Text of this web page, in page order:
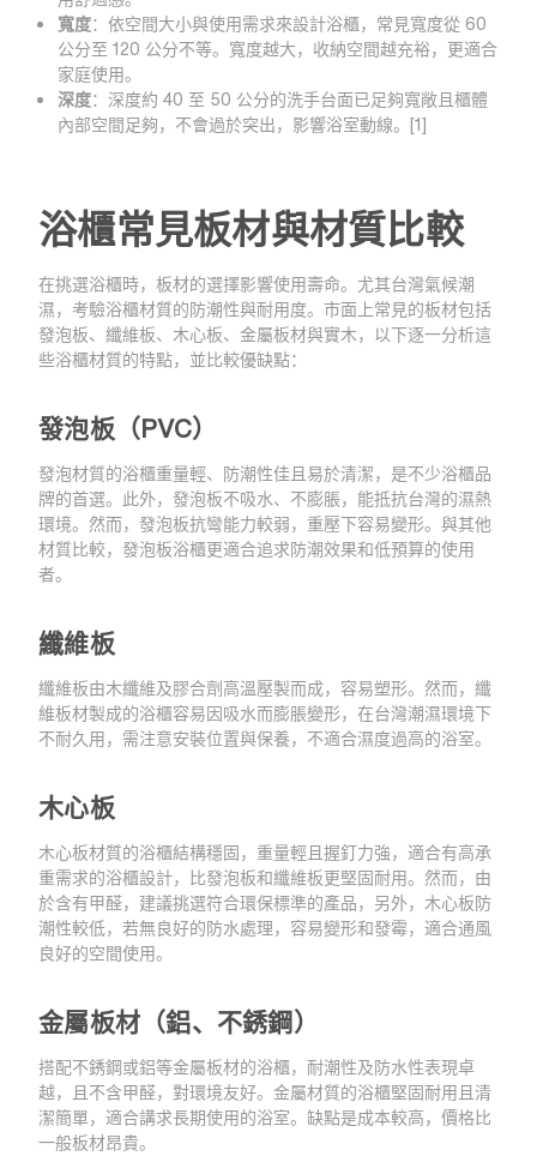
寬度：依空間大小與使用需求來設計浴櫃，常見寬度從 60
公分至 120 公分不等。寬度越大，收納空間越充裕，更適合
家庭使用。
深度：深度約 40 至 50 公分的洗手台面已足夠寬敞且櫃體
內部空間足夠，不會過於突出，影響浴室動線。[1]
浴櫃常見板材與材質比較
在挑選浴櫃時，板材的選擇影響使用壽命。尤其台灣氣候潮
濕，考驗浴櫃材質的防潮性與耐用度。市面上常見的板材包括
發泡板、纖維板、木心板、金屬板材與實木，以下逐一分析這
些浴櫃材質的特點，並比較優缺點：
發泡板（PVC）
發泡材質的浴櫃重量輕、防潮性佳且易於清潔，是不少浴櫃品
牌的首選。此外，發泡板不吸水、不膨脹，能抵抗台灣的濕熱
環境。然而，發泡板抗彎能力較弱，重壓下容易變形。與其他
材質比較，發泡板浴櫃更適合追求防潮效果和低預算的使用
者。
纖維板
纖維板由木纖維及膠合劑高溫壓製而成，容易塑形。然而，纖
維板材製成的浴櫃容易因吸水而膨脹變形，在台灣潮濕環境下
不耐久用，需注意安裝位置與保養，不適合濕度過高的浴室。
木心板
木心板材質的浴櫃結構穩固，重量輕且握釘力強，適合有高承
重需求的浴櫃設計，比發泡板和纖維板更堅固耐用。然而，由
於含有甲醛，建議挑選符合環保標準的產品，另外，木心板防
潮性較低，若無良好的防水處理，容易變形和發霉，適合通風
良好的空間使用。
金屬板材（鋁、不銹鋼）
搭配不銹鋼或鋁等金屬板材的浴櫃，耐潮性及防水性表現卓
越，且不含甲醛，對環境友好。金屬材質的浴櫃堅固耐用且清
潔簡單，適合講求長期使用的浴室。缺點是成本較高，價格比
一般板材昂貴。